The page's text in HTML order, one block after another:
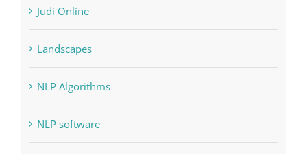
Judi Online
Landscapes
NLP Algorithms
NLP software